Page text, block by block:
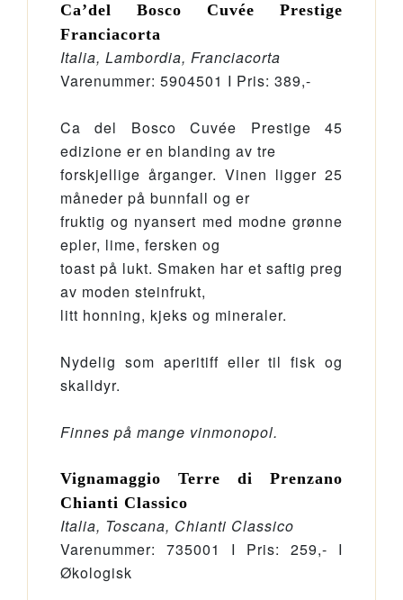
Ca’del Bosco Cuvée Prestige
Franciacorta
Italia, Lambordia, Franciacorta
Varenummer: 5904501 I Pris: 389,-
Ca del Bosco Cuvée Prestige 45
edizione er en blanding av tre
forskjellige årganger. Vinen ligger 25
måneder på bunnfall og er
fruktig og nyansert med modne grønne
epler, lime, fersken og
toast på lukt. Smaken har et saftig preg
av moden steinfrukt,
litt honning, kjeks og mineraler.
Nydelig som aperitiff eller til fisk og
skalldyr.
Finnes på mange vinmonopol.
Vignamaggio Terre di Prenzano
Chianti Classico
Italia, Toscana, Chianti Classico
Varenummer: 735001 I Pris: 259,- I
Økologisk